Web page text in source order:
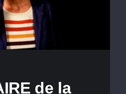
de la